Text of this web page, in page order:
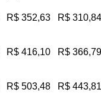
R$ 352,63 R$ 310,84
R$ 416,10 R$ 366,79
R$ 503,48 R$ 443,81